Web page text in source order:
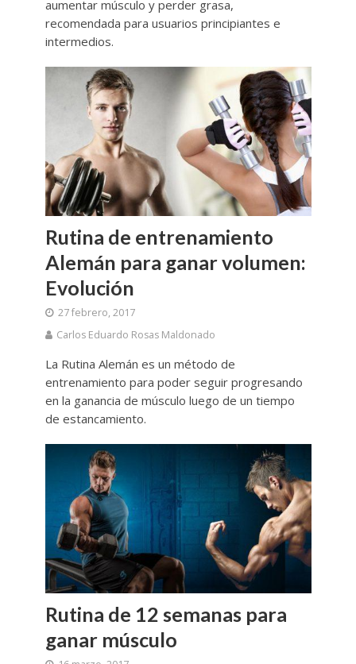
aumentar músculo y perder grasa,
recomendada para usuarios principiantes e
intermedios.
Rutina de entrenamiento
Alemán para ganar volumen:
Evolución
27 febrero, 2017
Carlos Eduardo Rosas Maldonado
La Rutina Alemán es un método de
entrenamiento para poder seguir progresando
en la ganancia de músculo luego de un tiempo
de estancamiento.
Rutina de 12 semanas para
ganar músculo